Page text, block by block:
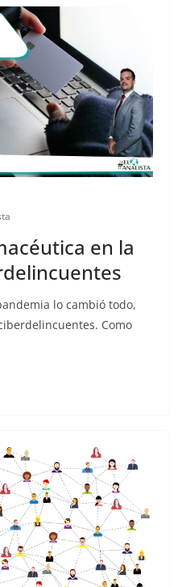
en la
lo cambió todo,
Como